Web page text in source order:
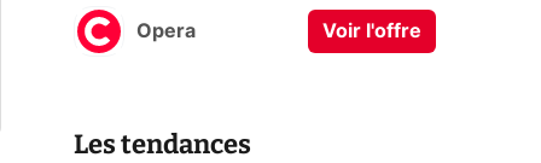
Opera Voir l'offre
Les tendances